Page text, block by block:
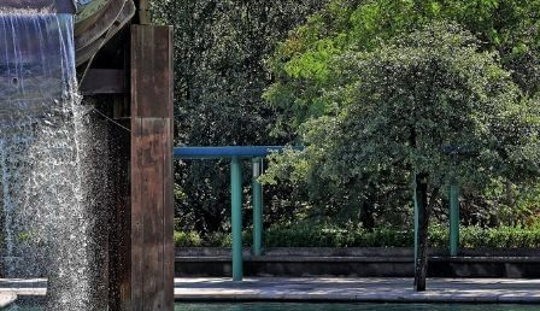
Real Inn San Luis Potosí
Tijuana
Real Inn Tijuana
Torreón
Real Inn Torreón
Zacatecas
Quinta Real Zacatecas